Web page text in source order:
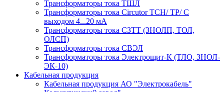
Трансформаторы тока ТШЛ
Трансформаторы тока Circutor TCH/ TP/ С
выходом 4...20 мА
Трансформаторы тока СЗТТ (ЗНОЛП, ТОЛ,
ОЛСП)
Трансформаторы тока СВЭЛ
Трансформаторы тока Электрощит-К (ТЛО, ЗНОЛ-
ЭК-10)
Кабельная продукция
Кабельная продукция АО "Электрокабель"